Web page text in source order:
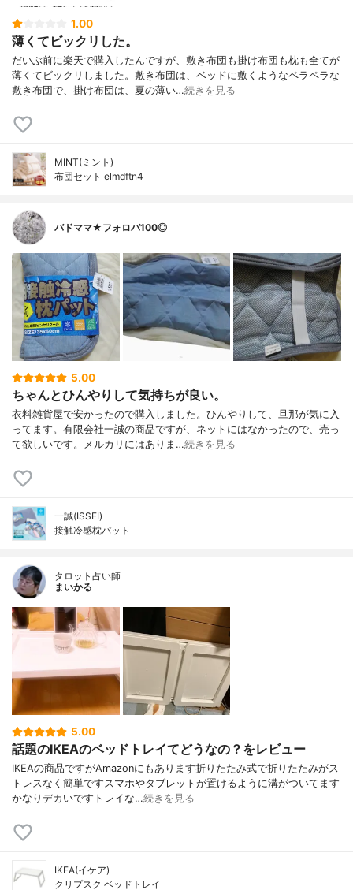
1.00
薄くてビックリした。
だいぶ前に楽天で購入したんですが、敷き布団も掛け布団も枕も全てが
薄くてビックリしました。敷き布団は、ベッドに敷くようなペラペラな
敷き布団で、掛け布団は、夏の薄い…続きを見る
MINT(ミント)
布団セット elmdftn4
バドママ★フォロバ100◎
5.00
ちゃんとひんやりして気持ちが良い。
衣料雑貨屋で安かったので購入しました。ひんやりして、旦那が気に入
ってます。有限会社一誠の商品ですが、ネットにはなかったので、売っ
て欲しいです。メルカリにはありま…続きを見る
一誠(ISSEI)
接触冷感枕パット
タロット占い師
まいかる
5.00
話題のIKEAのベッドトレイてどうなの？をレビュー
IKEAの商品ですがAmazonにもあります折りたたみ式で折りたたみがス
トレスなく簡単ですスマホやタブレットが置けるように溝がついてます
かなりデカいですトレイな…続きを見る
IKEA(イケア)
クリプスク ベッドトレイ